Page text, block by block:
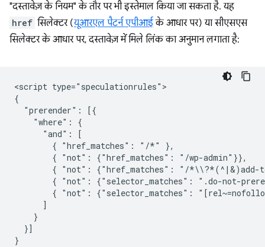
"दस्तावेज़ के नियम" के तौर पर भी इस्तेमाल किया जा सकता है. यह
href सिलेक्टर (यूआरएल पैटर्न एपीआईके आधार पर) या सीएसएस
सिलेक्टर के आधार पर, दस्तावेज़ में मिले लिंक का अनुमान लगाता है:
<script type="speculationrules">
{
  "prerender": [{
    "where": {
      "and": [
        { "href_matches": "/*" },
        { "not": {"href_matches": "/wp-admin"}},
{ "not": {"href_matches": "/*\\?*(^|&)add-
{ "not": {"selector_matches": ".do-not-
{ "not": {"selector_matches":
      ]
    }
  }]
}